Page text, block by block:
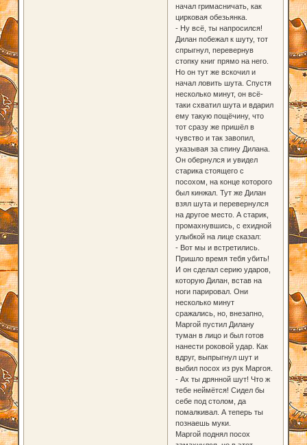
начал гримасничать, как
цирковая обезьянка.
- Ну всё, ты напросился!
Дилан побежал к шуту, тот
спрыгнул, перевернув
стопку книг прямо на него.
Но он тут же вскочил и
начал ловить шута. Спустя
несколько минут, он всё-
таки схватил шута и вдарил
ему такую пощёчину, что
тот сразу же пришёл в
чувство и так завопил,
указывая за спину Дилана.
Он обернулся и увидел
старика стоящего с
посохом, на конце которого
был кинжал. Тут же Дилан
взял шута и перевернулся
на другое место. А старик,
промахнувшись, с ехидной
улыбкой на лице сказал:
- Вот мы и встретились.
Пришло время тебя убить!
И он сделал серию ударов,
которую Дилан, встав на
ноги парировал. Они
несколько минут
сражались, но, внезапно,
Маргой пустил Дилану
туман в лицо и был готов
нанести роковой удар. Как
вдруг, выпрыгнул шут и
выбил посох из рук Маргоя.
- Ах ты дрянной шут! Что ж
тебе неймётся! Сидел бы
себе под столом, да
помалкивал. А теперь ты
познаешь муки.
Маргой поднял посох